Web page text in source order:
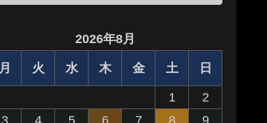
2026年8月
月 火 水 木 金 土 日
1
2
3
4 5 6 7 8
9